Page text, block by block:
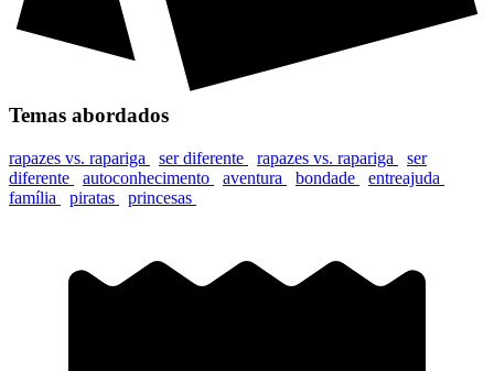
Temas abordados
rapazes vs. rapariga ser diferente rapazes vs. rapariga
ser
diferente
autoconhecimento aventura bondade
entreajuda
família
piratas princesas